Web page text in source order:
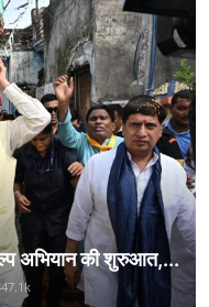
अभियान की शुरुआत,...